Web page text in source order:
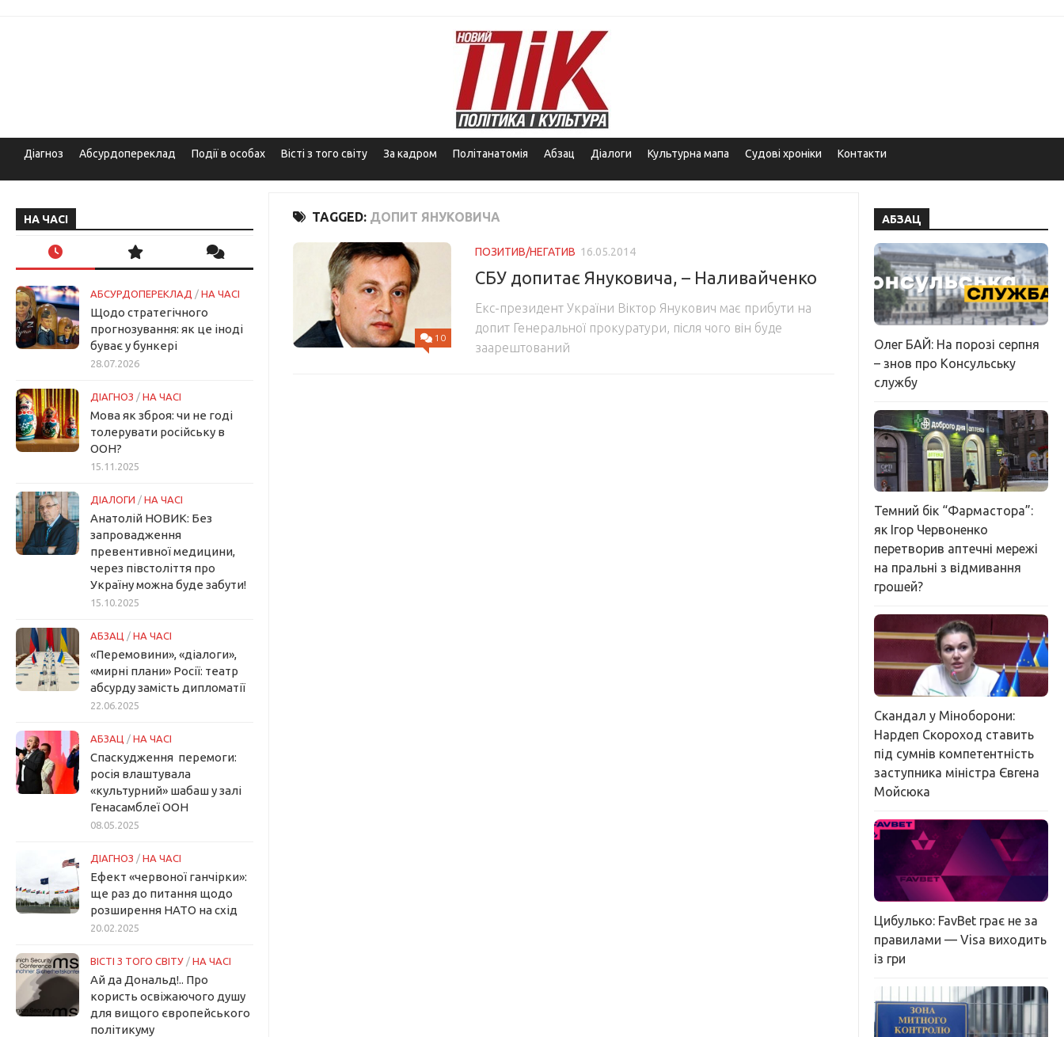
Діагноз Абсурдопереклад Події в особах Вісті з того світу За кадром Політанатомія Абзац Діалоги Культурна мапа Судові хроніки Контакти
TAGGED: ДОПИТ ЯНУКОВИЧА
10
ПОЗИТИВ/НЕГАТИВ 16.05.2014
СБУ допитає Януковича, – Наливайченко
Екс-президент України Віктор Янукович має прибути на
допит Генеральної прокуратури, після чого він буде
заарештований
НА ЧАСІ
АБСУРДОПЕРЕКЛАД / НА ЧАСІ
Щодо стратегічного
прогнозування: як це іноді
буває у бункері
28.07.2026
ДІАГНОЗ / НА ЧАСІ
Мова як зброя: чи не годі
толерувати російську в
ООН?
15.11.2025
ДІАЛОГИ / НА ЧАСІ
Анатолій НОВИК: Без
запровадження
превентивної медицини,
через півстоліття про
Україну можна буде забути!
15.10.2025
АБЗАЦ / НА ЧАСІ
«Перемовини», «діалоги»,
«мирні плани» Росії: театр
абсурду замість дипломатії
22.06.2025
АБЗАЦ / НА ЧАСІ
Спаскудження перемоги:
росія влаштувала
«культурний» шабаш у залі
Генасамблеї ООН
08.05.2025
ДІАГНОЗ / НА ЧАСІ
Ефект «червоної ганчірки»:
ще раз до питання щодо
розширення НАТО на схід
20.02.2025
ВІСТІ З ТОГО СВІТУ / НА ЧАСІ
Ай да Дональд!.. Про
користь освіжаючого душу
для вищого європейського
політикуму
АБЗАЦ
Олег БАЙ: На порозі серпня
– знов про Консульську
службу
Темний бік “Фармастора”:
як Ігор Червоненко
перетворив аптечні мережі
на пральні з відмивання
грошей?
Скандал у Міноборони:
Нардеп Скороход ставить
під сумнів компетентність
заступника міністра Євгена
Мойсюка
Цибулько: FavBet грає не за
правилами — Visa виходить
із гри